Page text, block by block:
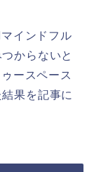
インドフル
からないと
ースペース
果を記事に